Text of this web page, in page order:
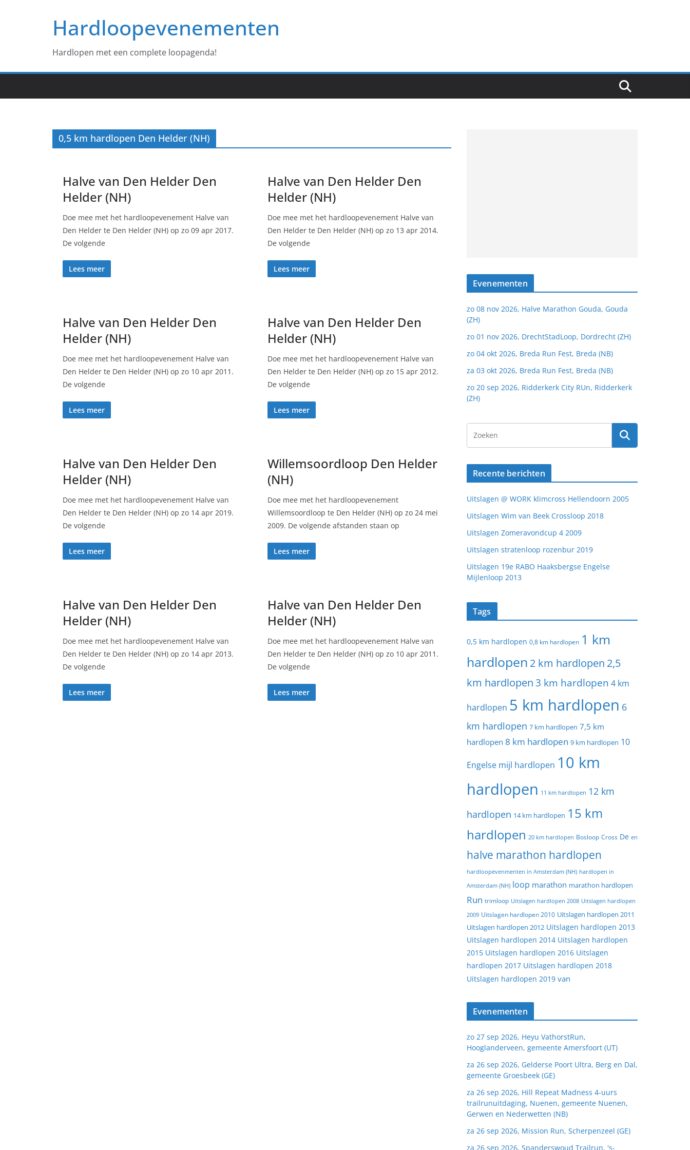
Hardloopevenementen
Hardlopen met een complete loopagenda!
0,5 km hardlopen Den Helder (NH)
Halve van Den Helder Den
Helder (NH)
Doe mee met het hardloopevenement Halve van
Den Helder te Den Helder (NH) op zo 09 apr 2017.
De volgende
Lees meer
Halve van Den Helder Den
Helder (NH)
Doe mee met het hardloopevenement Halve van
Den Helder te Den Helder (NH) op zo 13 apr 2014.
De volgende
Lees meer
Halve van Den Helder Den
Helder (NH)
Doe mee met het hardloopevenement Halve van
Den Helder te Den Helder (NH) op zo 10 apr 2011.
De volgende
Lees meer
Halve van Den Helder Den
Helder (NH)
Doe mee met het hardloopevenement Halve van
Den Helder te Den Helder (NH) op zo 15 apr 2012.
De volgende
Lees meer
Halve van Den Helder Den
Helder (NH)
Doe mee met het hardloopevenement Halve van
Den Helder te Den Helder (NH) op zo 14 apr 2019.
De volgende
Lees meer
Willemsoordloop Den Helder
(NH)
Doe mee met het hardloopevenement
Willemsoordloop te Den Helder (NH) op zo 24 mei
2009. De volgende afstanden staan op
Lees meer
Halve van Den Helder Den
Helder (NH)
Doe mee met het hardloopevenement Halve van
Den Helder te Den Helder (NH) op zo 14 apr 2013.
De volgende
Lees meer
Halve van Den Helder Den
Helder (NH)
Doe mee met het hardloopevenement Halve van
Den Helder te Den Helder (NH) op zo 10 apr 2011.
De volgende
Lees meer
Evenementen
zo 08 nov 2026, Halve Marathon Gouda, Gouda
(ZH)
zo 01 nov 2026, DrechtStadLoop, Dordrecht (ZH)
zo 04 okt 2026, Breda Run Fest, Breda (NB)
za 03 okt 2026, Breda Run Fest, Breda (NB)
zo 20 sep 2026, Ridderkerk City RUn, Ridderkerk
(ZH)
Recente berichten
Uitslagen @ WORK klimcross Hellendoorn 2005
Uitslagen Wim van Beek Crossloop 2018
Uitslagen Zomeravondcup 4 2009
Uitslagen stratenloop rozenbur 2019
Uitslagen 19e RABO Haaksbergse Engelse
Mijlenloop 2013
Tags
0,5 km hardlopen 0,8 km hardlopen 1 km
hardlopen 2 km hardlopen 2,5
km hardlopen 3 km hardlopen 4 km
hardlopen 5 km hardlopen 6
km hardlopen 7 km hardlopen 7,5 km
hardlopen 8 km hardlopen 9 km hardlopen 10
Engelse mijl hardlopen 10 km
hardlopen 11 km hardlopen 12 km
hardlopen 14 km hardlopen 15 km
hardlopen 20 km hardlopen Bosloop Cross De en
halve marathon hardlopen
hardloopevenmenten in Amsterdam (NH) hardlopen in
Amsterdam (NH) loop marathon marathon hardlopen
Run trimloop Uitslagen hardlopen 2008 Uitslagen hardlopen
2009 Uitslagen hardlopen 2010 Uitslagen hardlopen 2011
Uitslagen hardlopen 2012 Uitslagen hardlopen 2013
Uitslagen hardlopen 2014 Uitslagen hardlopen
2015 Uitslagen hardlopen 2016 Uitslagen
hardlopen 2017 Uitslagen hardlopen 2018
Uitslagen hardlopen 2019 van
Evenementen
zo 27 sep 2026, Heyu VathorstRun,
Hooglanderveen, gemeente Amersfoort (UT)
za 26 sep 2026, Gelderse Poort Ultra, Berg en Dal,
gemeente Groesbeek (GE)
za 26 sep 2026, Hill Repeat Madness 4-uurs
trailrunuitdaging, Nuenen, gemeente Nuenen,
Gerwen en Nederwetten (NB)
za 26 sep 2026, Mission Run, Scherpenzeel (GE)
za 26 sep 2026, Spanderswoud Trailrun, 's-